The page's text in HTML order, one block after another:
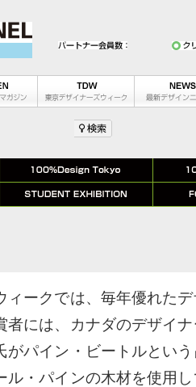
ィークでは、毎年優れた
者には、カナダのデザイ
がパイン・ビートルとい
ル・パインの木材を使用